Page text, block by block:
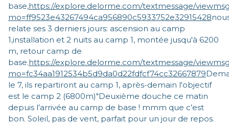
base,https://explore.delorme.com/textmessage/
mo=ff9523e43267494ca956890c5933752e32915428
relate ses 3 derniers jours: ascension au camp
1,installation et 2 nuits au camp 1, montée jusqu'à 6200
m, retour camp de
base.https://explore.delorme.com/textmessage/
mo=fc34aa1912534b5d9da0d22fdfcf74cc32667879
le 7, ils repartiront au camp 1, après-demain l'objectif
est le camp 2 (6800m)"Deuxième douche ce matin
depuis l’arrivée au camp de base ! mmm que c’est
bon. Soleil, pas de vent, parfait pour un jour de repos.